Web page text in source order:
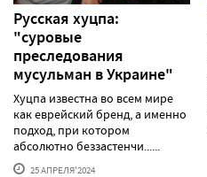
Русская хуцпа:
"суровые
преследования
мусульман в Украине"
Хуцпа известна во всем мире
как еврейский бренд, а именно
подход, при котором
абсолютно беззастенчи......
25 АПРЕЛЯ'2024